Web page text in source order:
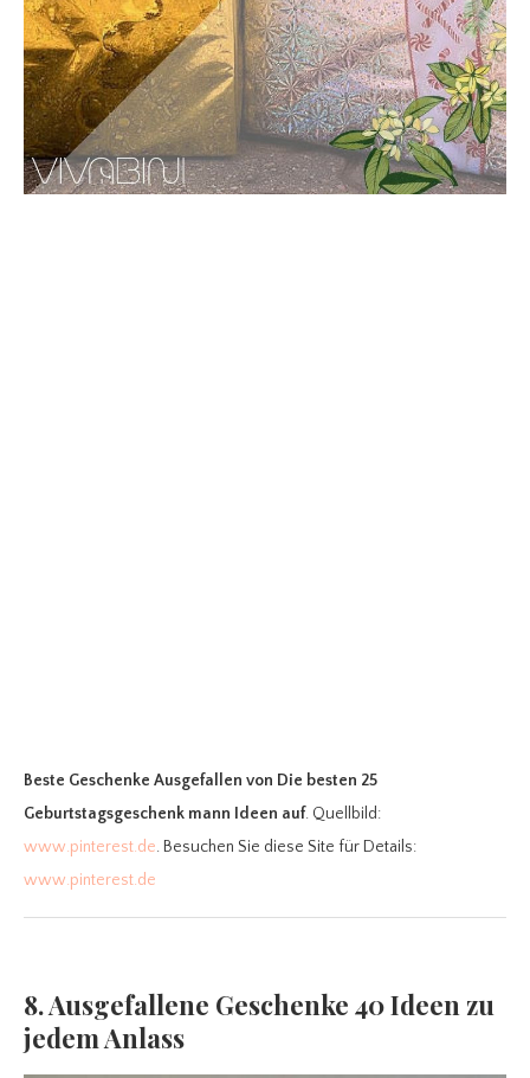
Beste Geschenke Ausgefallen von Die besten 25
Geburtstagsgeschenk mann Ideen auf. Quellbild:
www.pinterest.de. Besuchen Sie diese Site für Details:
www.pinterest.de
8. Ausgefallene Geschenke 40 Ideen zu
jedem Anlass